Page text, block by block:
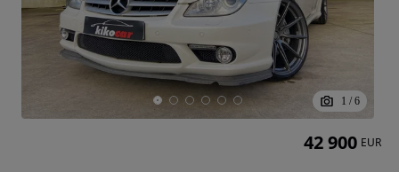
1 / 6
42 900 EUR